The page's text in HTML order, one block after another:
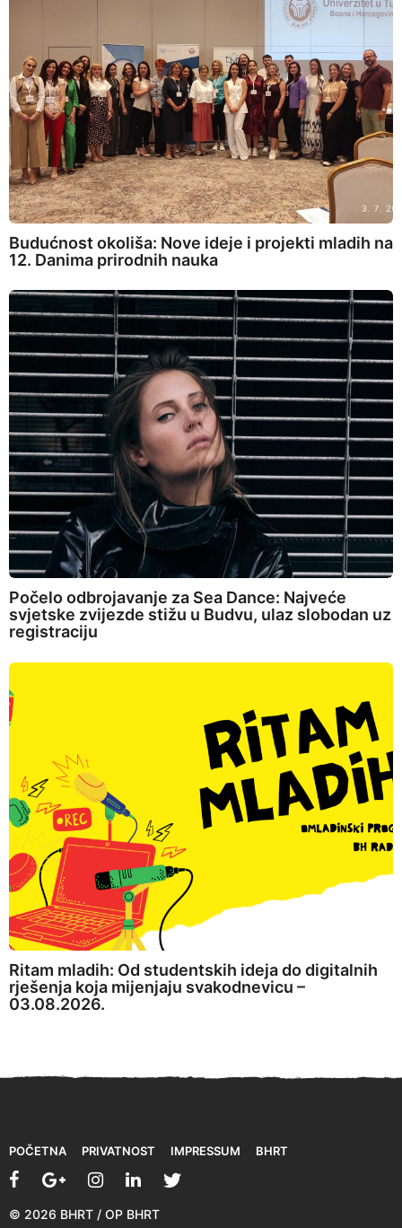
Budućnost okoliša: Nove ideje i projekti mladih na
12. Danima prirodnih nauka
Počelo odbrojavanje za Sea Dance: Najveće
svjetske zvijezde stižu u Budvu, ulaz slobodan uz
registraciju
Ritam mladih: Od studentskih ideja do digitalnih
rješenja koja mijenjaju svakodnevicu –
03.08.2026.
POČETNA PRIVATNOST IMPRESSUM BHRT
© 2026 BHRT / OP BHRT